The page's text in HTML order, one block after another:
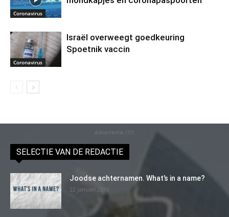
Coronavirus
Coronavirus
Israël overweegt goedkeuring
Spoetnik vaccin
Advertentie (11)
SELECTIE VAN DE REDACTIE
Joodse achternamen. What’s in a name?
22 januari 2016